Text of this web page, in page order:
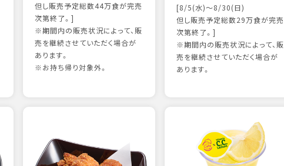
但し販売予定総数44万食が完売
次第終了。]
※期間内の販売状況によって、販
売を継続させていただく場合が
あります。
※お持ち帰り対象外。
[8/5(水)～8/30(日)
但し販売予定総数29万食が完売
次第終了。]
※期間内の販売状況によって、販
売を継続させていただく場合が
あります。